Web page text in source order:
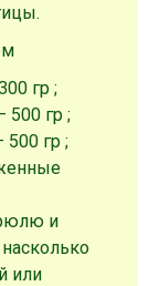
гр ;
гр ;
500 гр ;
и
или